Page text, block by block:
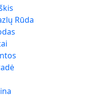
Rūda